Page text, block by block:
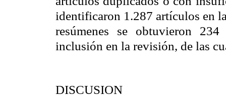
identificaron 1.287 artículos en
resúmenes se obtuvieron
inclusión en la revisión, de las
DISCUSION